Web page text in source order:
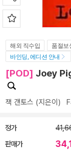
해외 직수입 품절보
바인딩, 에디션 안내
[POD] Joey
잭 갠토스 (지은이)
정가
판매가